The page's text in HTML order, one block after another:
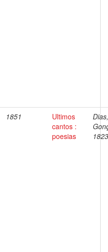
1851
Ultimos
cantos :
poesias
Dias,